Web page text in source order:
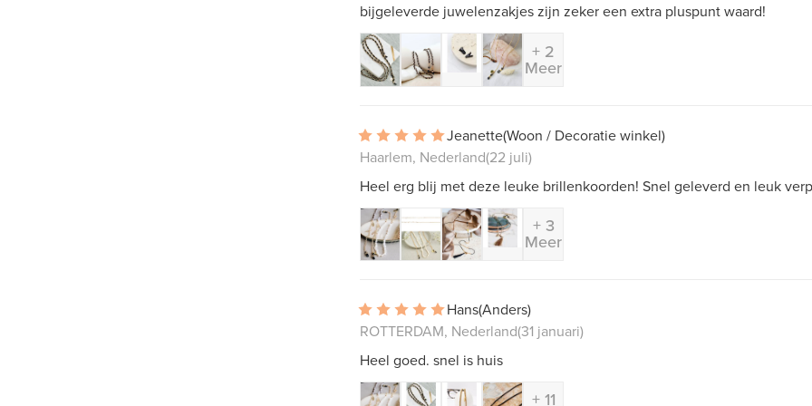
bijgeleverde juwelenzakjes zijn zeker een extra pluspunt waard!
+ 2
Meer
Jeanette(Woon / Decoratie winkel)
Haarlem, Nederland(22 juli)
Heel erg blij met deze leuke brillenkoorden! Snel geleverd en leuk
+ 3
Meer
Hans(Anders)
ROTTERDAM, Nederland(31 januari)
Heel goed. snel is huis
+ 11